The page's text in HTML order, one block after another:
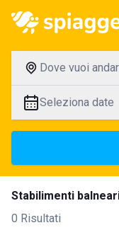
Dove vuoi
Seleziona date
Stabilimenti
0 Risultati